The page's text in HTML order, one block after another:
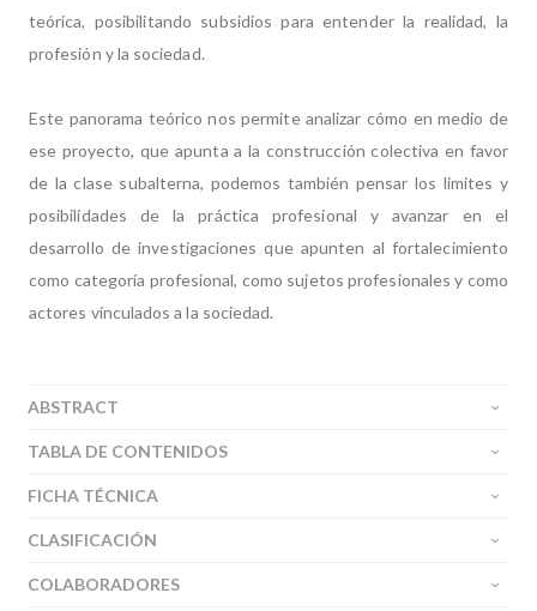
teórica, posibilitando subsidios para entender la realidad, la
profesión y la sociedad.
Este panorama teórico nos permite analizar cómo en medio de
ese proyecto, que apunta a la construcción colectiva en favor
de la clase subalterna, podemos también pensar los limites y
posibilidades de la práctica profesional y avanzar en el
desarrollo de investigaciones que apunten al fortalecimiento
como categoría profesional, como sujetos profesionales y como
actores vinculados a la sociedad.
ABSTRACT
TABLA DE CONTENIDOS
FICHA TÉCNICA
CLASIFICACIÓN
COLABORADORES